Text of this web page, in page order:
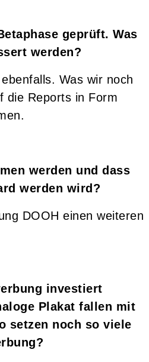
geprüft. Was
werden?
Was wir noch
die Reports in Form
werden und dass
werden wird?
DOOH einen weiteren
investiert
Plakat fallen mit
setzen noch so viele